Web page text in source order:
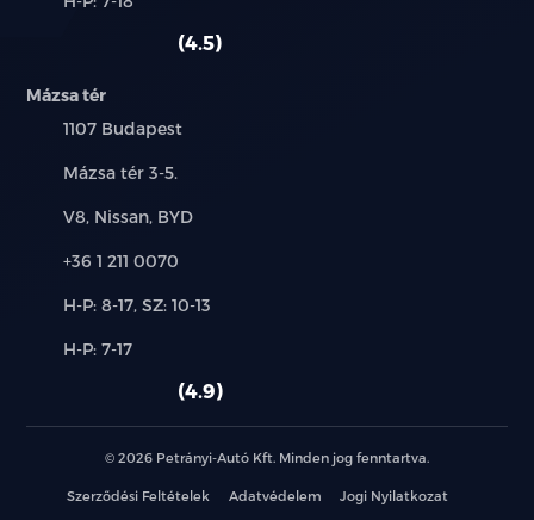
használt
4.5
Mázsa tér
Település:
1107 Budapest
Cím:
Mázsa tér 3-5.
Márkák:
V8, Nissan, BYD
Telefon:
+36 1 211 0070
Új-
használt
H-P: 8-17, SZ: 10-13
Alkatrész,
H-P: 7-17
4.9
© 2026 Petrányi-Autó Kft. Minden jog fenntartva.
Szerződési Feltételek Adatvédelem Jogi Nyilatkozat